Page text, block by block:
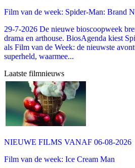
Film van de week: Spider-Man: Brand
29-7-2026 De nieuwe bioscoopweek
drama en arthouse. BiosAgenda kiest
als Film van de Week: de nieuwste
superheld, waarmee...
Laatste filmnieuws
NIEUWE FILMS VANAF 06-08-2026
Film van de week: Ice Cream Man